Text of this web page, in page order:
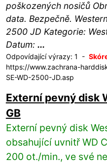
poškozených nosičů
data. Bezpečně.
2500 JD Kategorie:
Datum: ...
Odpovídající výrazy: 1 -
https://www.zachrana-
SE-WD-2500-JD.asp
Externí pevný disk
GB
Externí pevný disk
obsahující uvnitř WD
200 ot./min., ve své